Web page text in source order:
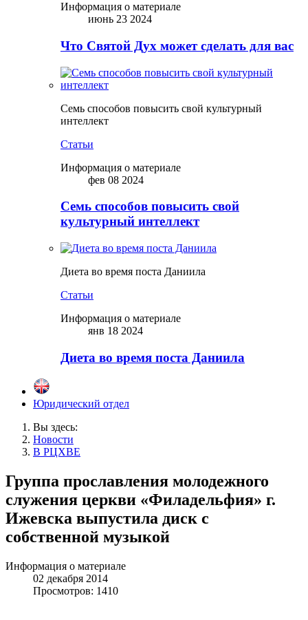
Информация о материале
июнь 23 2024
Что Святой Дух может сделать для вас
Семь способов повысить свой культурный
интеллект
Статьи
Информация о материале
фев 08 2024
Семь способов повысить свой
культурный интеллект
Диета во время поста Даниила
Статьи
Информация о материале
янв 18 2024
Диета во время поста Даниила
Юридический отдел
Вы здесь:
Новости
В РЦХВЕ
Группа прославления молодежного
служения церкви «Филадельфия» г.
Ижевска выпустила диск с
собственной музыкой
Информация о материале
02 декабря 2014
Просмотров: 1410